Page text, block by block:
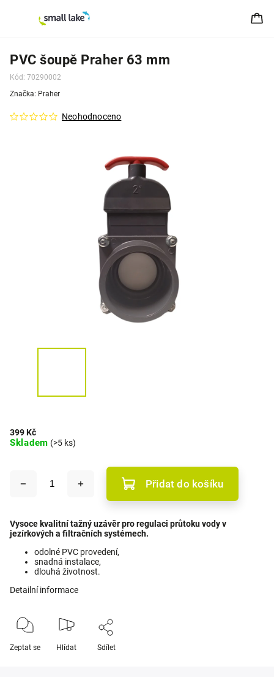
PVC šoupě Praher 63 mm
Kód: 70290002
Neohodnoceno
Značka: Praher
399 Kč
Skladem (>5 ks)
Přidat do košíku
Vysoce kvalitní tažný uzávěr pro regulaci průtoku vody v
jezírkových a filtračních systémech.
odolné PVC provedení,
snadná instalace,
dlouhá životnost.
Detailní informace
Zeptat se Hlídat Sdílet